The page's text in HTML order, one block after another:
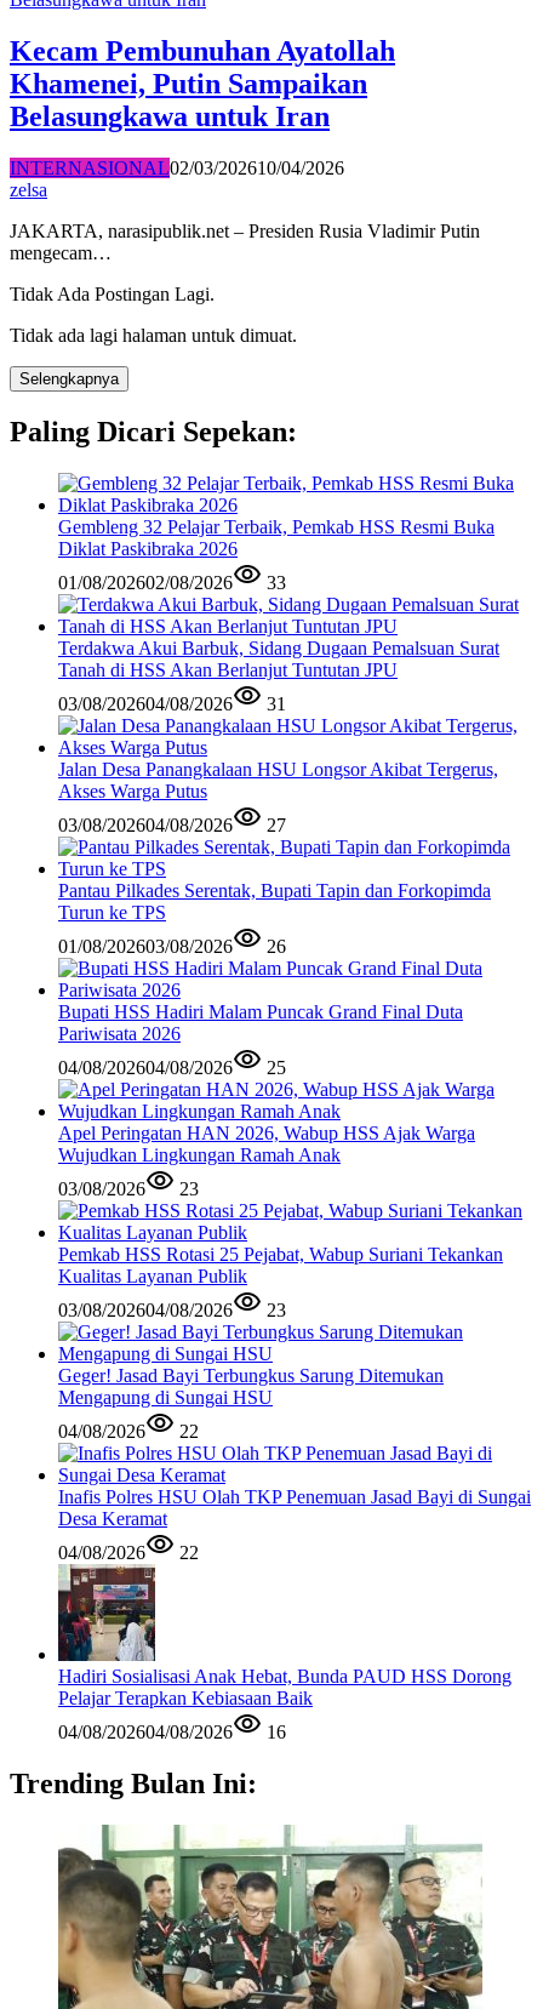
Kecam Pembunuhan Ayatollah
Khamenei, Putin Sampaikan
Belasungkawa untuk Iran
INTERNASIONAL02/03/202610/04/2026
zelsa
JAKARTA, narasipublik.net – Presiden Rusia Vladimir Putin
mengecam…
Tidak Ada Postingan Lagi.
Tidak ada lagi halaman untuk dimuat.
Selengkapnya
Paling Dicari Sepekan:
Gembleng 32 Pelajar Terbaik, Pemkab HSS Resmi Buka
Diklat Paskibraka 2026
01/08/202602/08/2026 33
Terdakwa Akui Barbuk, Sidang Dugaan Pemalsuan Surat
Tanah di HSS Akan Berlanjut Tuntutan JPU
03/08/202604/08/2026 31
Jalan Desa Panangkalaan HSU Longsor Akibat Tergerus,
Akses Warga Putus
03/08/202604/08/2026 27
Pantau Pilkades Serentak, Bupati Tapin dan Forkopimda
Turun ke TPS
01/08/202603/08/2026 26
Bupati HSS Hadiri Malam Puncak Grand Final Duta
Pariwisata 2026
04/08/202604/08/2026 25
Apel Peringatan HAN 2026, Wabup HSS Ajak Warga
Wujudkan Lingkungan Ramah Anak
03/08/2026
23
Pemkab HSS Rotasi 25 Pejabat, Wabup Suriani Tekankan
Kualitas Layanan Publik
03/08/202604/08/2026 23
Geger! Jasad Bayi Terbungkus Sarung Ditemukan
Mengapung di Sungai HSU
04/08/2026
22
Inafis Polres HSU Olah TKP Penemuan Jasad Bayi di Sungai
Desa Keramat
04/08/2026
22
Hadiri Sosialisasi Anak Hebat, Bunda PAUD HSS Dorong
Pelajar Terapkan Kebiasaan Baik
04/08/202604/08/2026 16
Trending Bulan Ini: